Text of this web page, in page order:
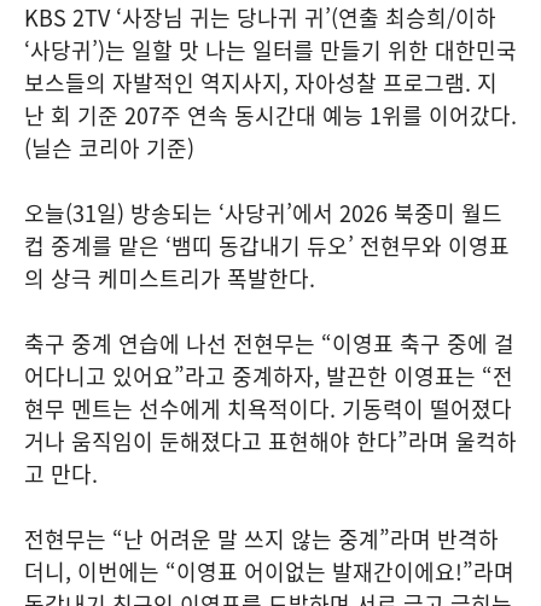
KBS 2TV ‘사장님 귀는 당나귀 귀’(연출 최승희/이하
‘사당귀’)는 일할 맛 나는 일터를 만들기 위한 대한민국
보스들의 자발적인 역지사지, 자아성찰 프로그램. 지
난 회 기준 207주 연속 동시간대 예능 1위를 이어갔다.
(닐슨 코리아 기준)
오늘(31일) 방송되는 ‘사당귀’에서 2026 북중미 월드
컵 중계를 맡은 ‘뱀띠 동갑내기 듀오’ 전현무와 이영표
의 상극 케미스트리가 폭발한다.
축구 중계 연습에 나선 전현무는 “이영표 축구 중에 걸
어다니고 있어요”라고 중계하자, 발끈한 이영표는 “전
현무 멘트는 선수에게 치욕적이다. 기동력이 떨어졌다
거나 움직임이 둔해졌다고 표현해야 한다”라며 울컥하
고 만다.
전현무는 “난 어려운 말 쓰지 않는 중계”라며 반격하
더니, 이번에는 “이영표 어이없는 발재간이에요!”라며